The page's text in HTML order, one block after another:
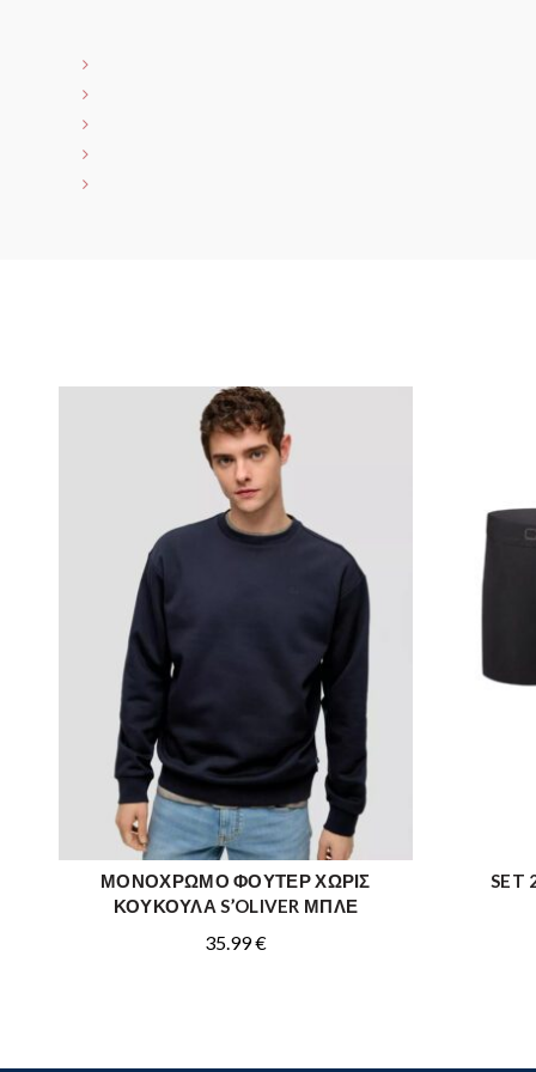
ΑΓΟΡΑ
ΜΟΝΟΧΡΩΜΟ ΦΟΥΤΕΡ ΧΩΡΙΣ
ΚΟΥΚΟΥΛΑ S’OLIVER ΜΠΛΕ
35.99€
SET